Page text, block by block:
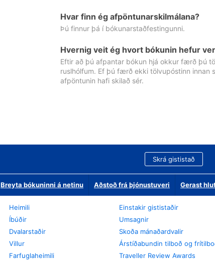
Hvar finn ég afpöntunarskilmálana?
Þú finnur þá í bókunarstaðfestingunni.
Hvernig veit ég hvort bókunin hefur
Eftir að þú afpantar bókun hjá okkur færð þú
ruslhólfum. Ef þú færð ekki tölvupóstinn innan
afpöntunin hafi skilað sér.
Skrá gististað
Breyta bókuninni á netinu Aðstoð frá þjónustuveri Gerast
Heimili
Íbúðir
Dvalarstaðir
Villur
Farfuglaheimili
Einstakir gististaðir
Umsagnir
Skoða mánaðardvalir
Árstíðabundin tilboð og
Traveller Review Awards